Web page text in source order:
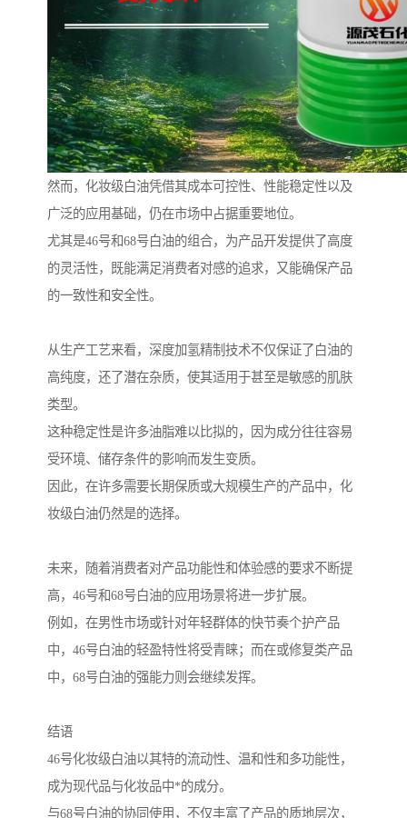
然而，化妆级白油凭借其成本可控性、性能稳定性以及
广泛的应用基础，仍在市场中占据重要地位。
尤其是46号和68号白油的组合，为产品开发提供了高度
的灵活性，既能满足消费者对感的追求，又能确保产品
的一致性和安全性。
从生产工艺来看，深度加氢精制技术不仅保证了白油的
高纯度，还了潜在杂质，使其适用于甚至是敏感的肌肤
类型。
这种稳定性是许多油脂难以比拟的，因为成分往往容易
受环境、储存条件的影响而发生变质。
因此，在许多需要长期保质或大规模生产的产品中，化
妆级白油仍然是的选择。
未来，随着消费者对产品功能性和体验感的要求不断提
高，46号和68号白油的应用场景将进一步扩展。
例如，在男性市场或针对年轻群体的快节奏个护产品
中，46号白油的轻盈特性将受青睐；而在或修复类产品
中，68号白油的强能力则会继续发挥。
结语
46号化妆级白油以其特的流动性、温和性和多功能性，
成为现代品与化妆品中*的成分。
与68号白油的协同使用，不仅丰富了产品的质地层次，